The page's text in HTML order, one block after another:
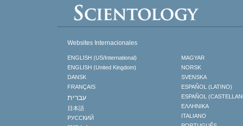
Websites Internacionales
ENGLISH (US/International)
ENGLISH (United Kingdom)
DANSK
FRANÇAIS
עברית
日本語
РУССКИЙ
MAGYAR
NORSK
SVENSKA
ESPAÑOL (LATINO)
ESPAÑOL
ΕΛΛΗΝΙΚA
ITALIANO